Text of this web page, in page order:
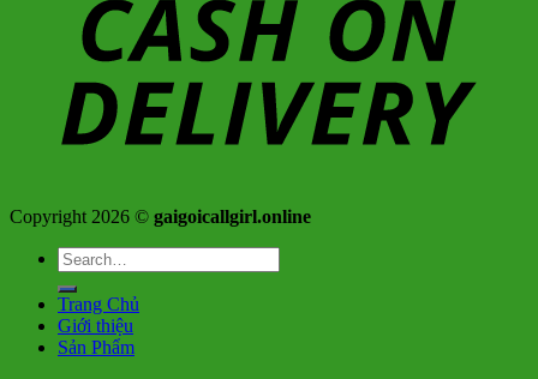
Copyright 2026 © gaigoicallgirl.online
Search
for:
Trang Chủ
Giới thiệu
Sản Phẩm